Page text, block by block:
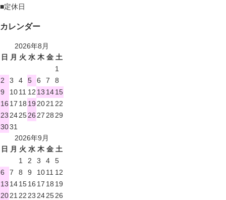
■定休日
カレンダー
2026年8月
日
月 火 水 木 金 土
1
2
3 4 5 6 7
8
9
1011 12 13 1415
16 17 18 19 2021 22
23 242526 27 28 29
3031
2026年9月
日
月 火 水 木 金 土
1
2 3 4
5
6
7 8 9 1011 12
13 141516 17 18 19
2021 22 23 242526